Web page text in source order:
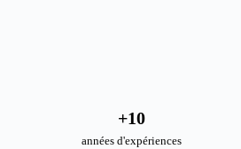
années d'expériences
+10